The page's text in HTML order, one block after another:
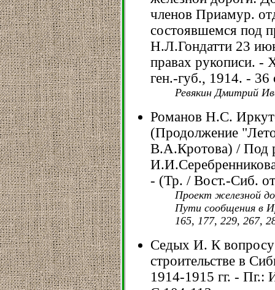
членов Приамур.
состоявшемся под
Н.Л.Гондатти 23
правах рукописи. -
ген.-губ., 1914. - 36
Ревякин Дмитрий
Романов Н.С.
(Продолжение
В.А.Кротова) / Под
- (Тр. / Вост.-Сиб.
Проект железной
Пути сообщения в
165, 177, 229, 267,
Седых И. К
строительстве в
1914-1915 гг. -